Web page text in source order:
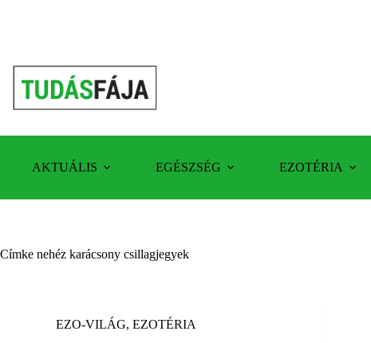
AKTUÁLIS EGÉSZSÉG EZOTÉRIA
Címke nehéz karácsony csillagjegyek
EZO-VILÁG, EZOTÉRIA